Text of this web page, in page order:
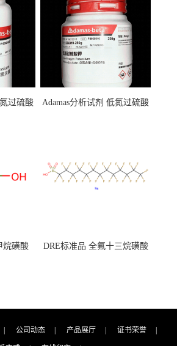
过硫酸
）
Adamas分析试剂 低氮过硫酸
烷磺酸
DRE标准品 全氟十三烷磺酸
公司动态 产品展厅 证书荣誉